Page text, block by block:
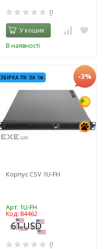
0
У кошик
В наявності
ЗБІРКА ПК ЗА 1₴ -3%
Корпус CSV 1U-FH
Арт: 1U-FH
Код: 84462
0